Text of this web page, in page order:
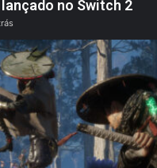
no Switch 2